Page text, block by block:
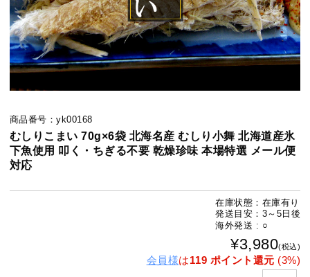
商品番号：yk00168
むしりこまい 70g×6袋 北海名産 むしり小舞 北海道産氷
下魚使用 叩く・ちぎる不要 乾燥珍味 本場特選 メール便
対応
在庫状態：在庫有り
発送目安：3～5日後
海外発送 : ○
¥3,980(税込)
会員様は119 ポイント還元 (3%)